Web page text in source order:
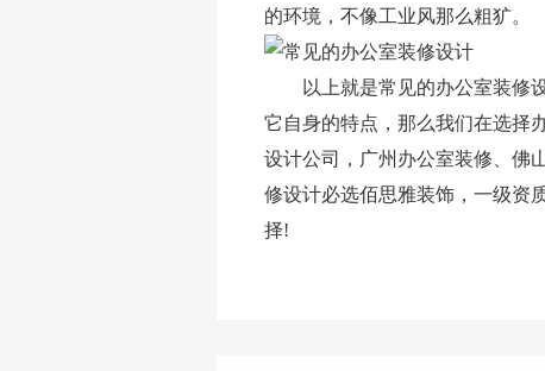
的环境，不像工业风那么粗犷。
以上就是常见的办公室装修设
它自身的特点，那么我们在选
设计公司，广州办公室装修、佛
修设计必选佰思雅装饰，一级资
择!
幼儿园装修设计(图文)